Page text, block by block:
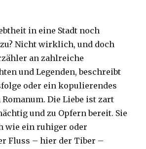
in eine Stadt noch
Nicht wirklich, und doch
an zahlreiche
und Legenden, beschreibt
oder ein kopulierendes
Die Liebe ist zart
und zu Opfern bereit. Sie
wie ein ruhiger oder
Fluss – hier der Tiber –